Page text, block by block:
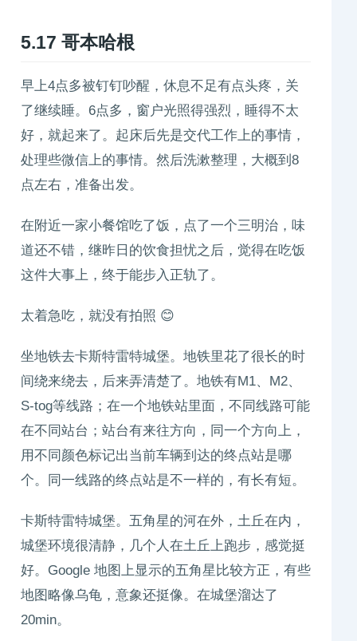
5.17 哥本哈根
早上4点多被钉钉吵醒，休息不足有点头疼，关
了继续睡。6点多，窗户光照得强烈，睡得不太
好，就起来了。起床后先是交代工作上的事情，
处理些微信上的事情。然后洗漱整理，大概到8
点左右，准备出发。
在附近一家小餐馆吃了饭，点了一个三明治，味
道还不错，继昨日的饮食担忧之后，觉得在吃饭
这件大事上，终于能步入正轨了。
太着急吃，就没有拍照 😊
坐地铁去卡斯特雷特城堡。地铁里花了很长的时
间绕来绕去，后来弄清楚了。地铁有M1、M2、
S-tog等线路；在一个地铁站里面，不同线路可能
在不同站台；站台有来往方向，同一个方向上，
用不同颜色标记出当前车辆到达的终点站是哪
个。同一线路的终点站是不一样的，有长有短。
卡斯特雷特城堡。五角星的河在外，土丘在内，
城堡环境很清静，几个人在土丘上跑步，感觉挺
好。Google 地图上显示的五角星比较方正，有些
地图略像乌龟，意象还挺像。在城堡溜达了
20min。